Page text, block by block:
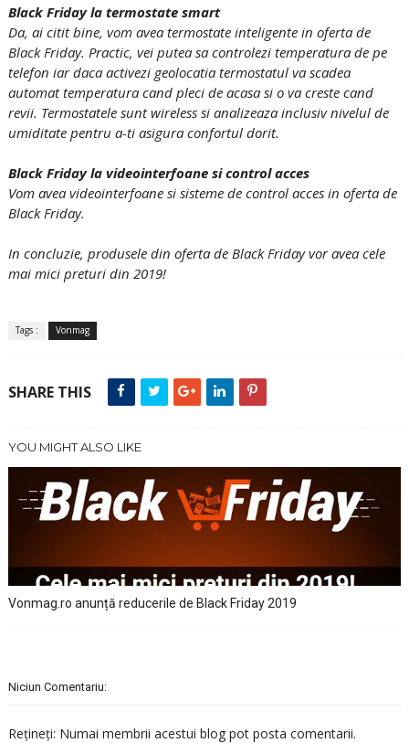
Black Friday la termostate smart
Da, ai citit bine, vom avea termostate inteligente in oferta de
Black Friday. Practic, vei putea sa controlezi temperatura de pe
telefon iar daca activezi geolocatia termostatul va scadea
automat temperatura cand pleci de acasa si o va creste cand
revii. Termostatele sunt wireless si analizeaza inclusiv nivelul de
umiditate pentru a-ti asigura confortul dorit.
Black Friday la videointerfoane si control acces
Vom avea videointerfoane si sisteme de control acces in oferta de
Black Friday.
In concluzie, produsele din oferta de Black Friday vor avea cele
mai mici preturi din 2019!
Tags : Vonmag
SHARE THIS
YOU MIGHT ALSO LIKE
Vonmag.ro anunță reducerile de Black Friday 2019
Niciun Comentariu:
Rețineți: Numai membrii acestui blog pot posta comentarii.